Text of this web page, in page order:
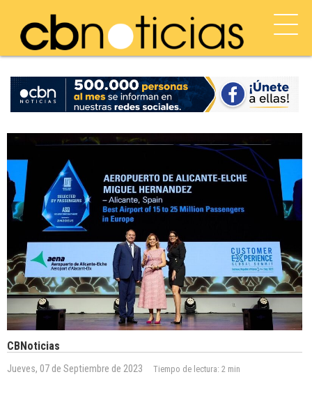
CBNoticias
Jueves, 07 de Septiembre de 2023 Tiempo de lectura: 2 min